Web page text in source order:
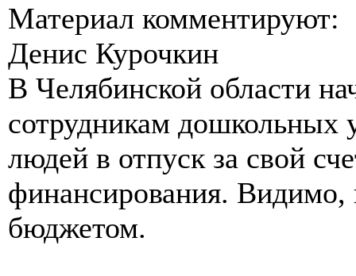
Материал комментируют:
Денис Курочкин
В Челябинской области
сотрудникам дошкольных
людей в отпуск за свой
финансирования. Видимо,
бюджетом.